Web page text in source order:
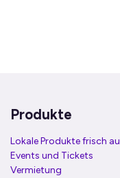
Produkte
Lokale Produkte frisch
Events und Tickets
Vermietung